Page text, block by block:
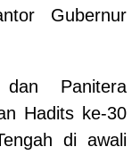
Gubernur
Panitera
Hadits ke-30
di awali